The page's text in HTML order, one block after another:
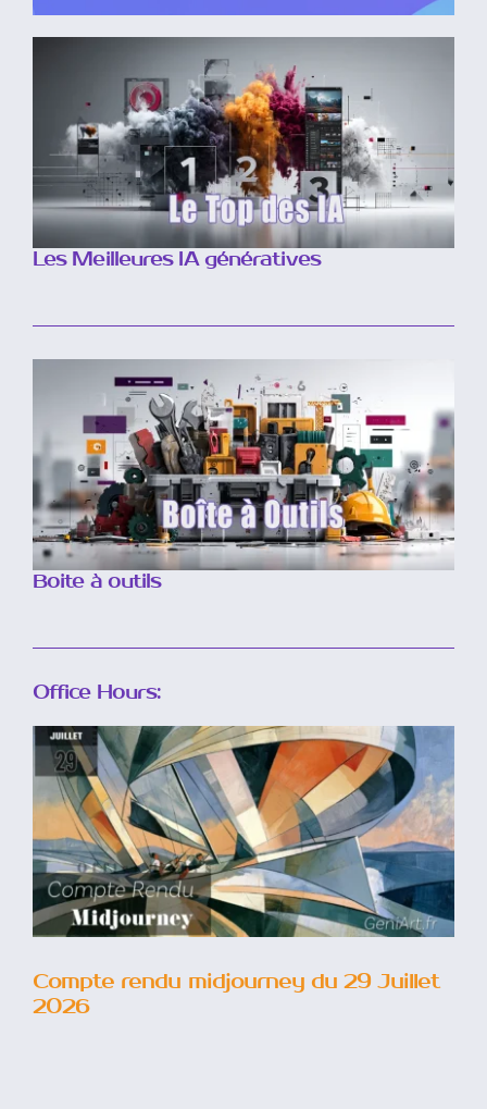
Les Meilleures IA génératives
Boite à outils
Office Hours:
Compte rendu
midjourney du 29 Juillet
2026
Compte rendu midjourney du 29 Juillet
2026